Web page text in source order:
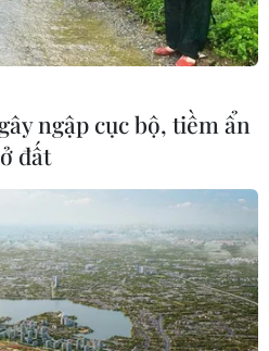
thể giúp
dịch
điểm nóng
tích cực từ
ngập cục bộ, tiềm ẩn
đất